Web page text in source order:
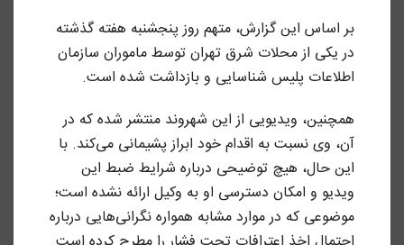
بر اساس این گزارش، متهم روز پنجشنبه هفته گذشته
در یکی از محلات شرق تهران توسط ماموران سازمان
اطلاعات پلیس شناسایی و بازداشت شده است.
همچنین، ویدیویی از این شهروند منتشر شده که در
آن، وی نسبت به اقدام خود ابراز پشیمانی می‌کند. با
این حال، هیچ توضیحی درباره شرایط ضبط این
ویدیو و امکان دسترسی او به وکیل ارائه نشده است؛
موضوعی که در موارد مشابه همواره نگرانی‌هایی درباره